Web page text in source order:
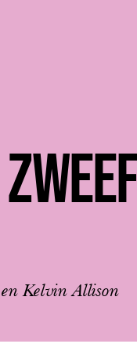
en Kelvin Allison